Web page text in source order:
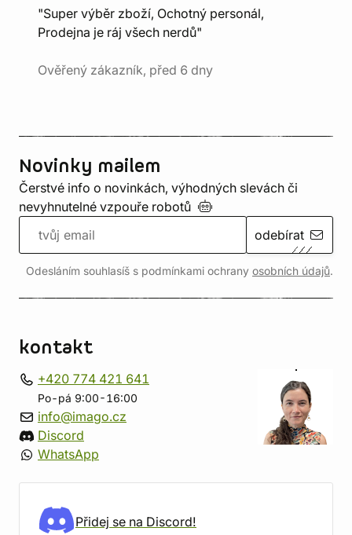
"Super výběr zboží, Ochotný personál,
Prodejna je ráj všech nerdů"
Ověřený zákazník, před 6 dny
Novinky mailem
Čerstvé info o novinkách, výhodných slevách či
nevyhnutelné vzpouře robotů
odebírat
Odesláním souhlasíš s podmínkami ochrany osobních údajů.
kontakt
+420 774 421 641
Po-pá 9:00-16:00
info@imago.cz
Discord
WhatsApp
Přidej se na Discord!